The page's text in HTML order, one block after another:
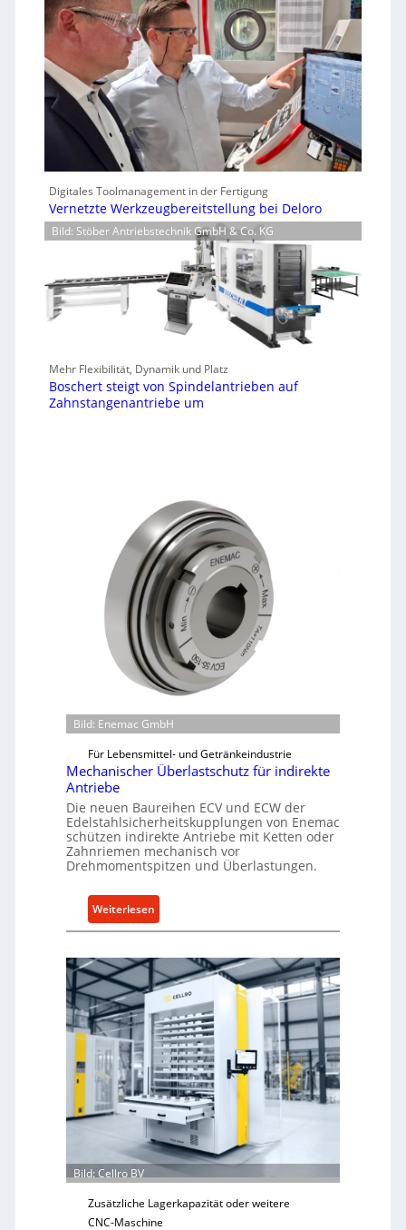
Digitales Toolmanagement in der Fertigung
Vernetzte Werkzeugbereitstellung bei Deloro
Bild: Stöber Antriebstechnik GmbH & Co. KG
Mehr Flexibilität, Dynamik und Platz
Boschert steigt von Spindelantrieben auf
Zahnstangenantriebe um
Bild: Enemac GmbH
Für Lebensmittel- und Getränkeindustrie
Mechanischer Überlastschutz für indirekte
Antriebe
Die neuen Baureihen ECV und ECW der
Edelstahlsicherheitskupplungen von Enemac
schützen indirekte Antriebe mit Ketten oder
Zahnriemen mechanisch vor
Drehmomentspitzen und Überlastungen.
Weiterlesen:
M
c
h
n
c
h
e
r
Ü
b
Bild: Cellro BV
Zusätzliche Lagerkapazität oder weitere
CNC-Maschine